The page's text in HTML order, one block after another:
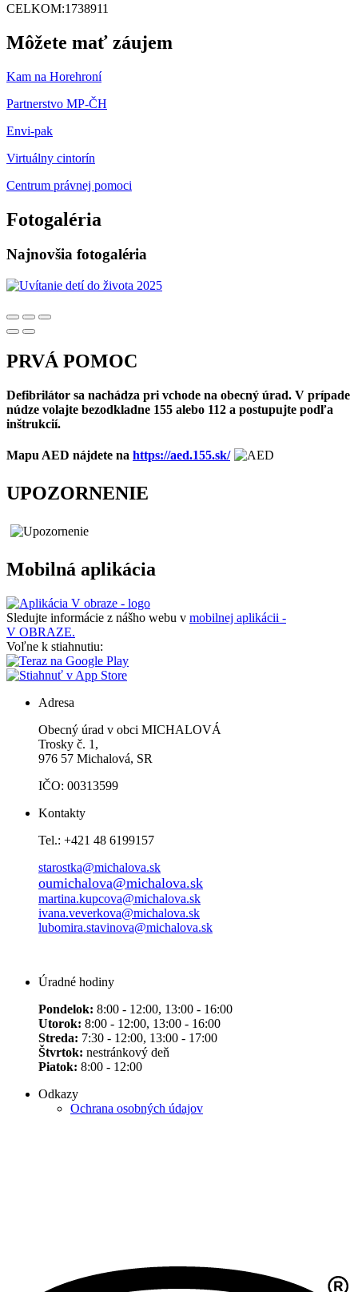
CELKOM:1738911
Môžete mať záujem
Kam na Horehroní
Partnerstvo MP-ČH
Envi-pak
Virtuálny cintorín
Centrum právnej pomoci
Fotogaléria
Najnovšia fotogaléria
PRVÁ POMOC
Defibrilátor sa nachádza pri vchode na obecný úrad. V prípade
núdze volajte bezodkladne 155 alebo 112 a postupujte podľa
inštrukcií.
Mapu AED nájdete na https://aed.155.sk/
UPOZORNENIE
Mobilná aplikácia
Sledujte informácie z nášho webu v mobilnej aplikácii -
V OBRAZE.
Voľne k stiahnutiu:
Adresa
Obecný úrad v obci MICHALOVÁ
Trosky č. 1,
976 57 Michalová, SR
IČO: 00313599
Kontakty
Tel.: +421 48 6199157
starostka@michalova.sk
oumichalova@michalova.sk
martina.kupcova@michalova.sk
ivana.veverkova@michalova.sk
lubomira.stavinova@michalova.sk
Úradné hodiny
Pondelok: 8:00 - 12:00, 13:00 - 16:00
Utorok: 8:00 - 12:00, 13:00 - 16:00
Streda: 7:30 - 12:00, 13:00 - 17:00
Štvrtok: nestránkový deň
Piatok: 8:00 - 12:00
Odkazy
Ochrana osobných údajov